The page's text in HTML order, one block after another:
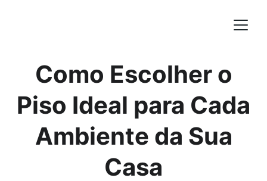
Como Escolher o
Piso Ideal para Cada
Ambiente da Sua
Casa